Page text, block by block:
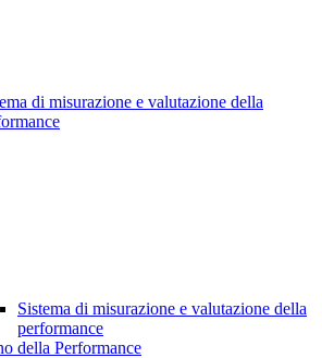
di misurazione e valutazione della
Sistema di misurazione e valutazione della
performance
della Performance